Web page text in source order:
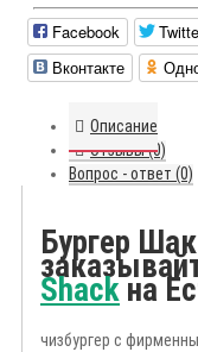
Facebook
Вконтакте
Описание
Отзывы (0)
Вопрос - ответ (0)
Бургер
Shackна
чизбургер с